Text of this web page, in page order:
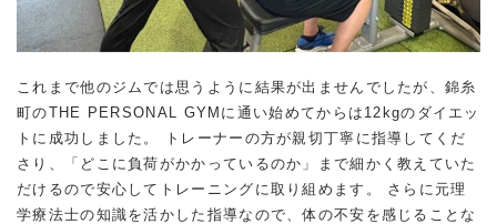
これまで他のジムでは思うように結果が出ませんでしたが、錦糸
町のTHE PERSONAL GYMに通い始めてからは12kgのダイエッ
トに成功しました。 トレーナーの方が親切丁寧に指導してくだ
さり、「どこに負荷がかかっているのか」まで細かく教えていた
だけるので安心してトレーニングに取り組めます。 さらに元理
学療法士の知識を活かした指導なので、体の不安を感じることな